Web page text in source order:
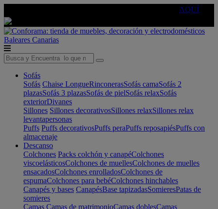
AQUÍ
Baleares Canarias
Sofás
Sofás Chaise LongueRinconerasSofás camaSofás 2
plazasSofás 3 plazasSofás de pielSofás relaxSofás
exteriorDivanes
Sillones Sillones decorativosSillones relaxSillones relax
levantapersonas
Puffs Puffs decorativosPuffs peraPuffs reposapiésPuffs con
almacenaje
Descanso
Colchones Packs colchón y canapéColchones
viscoelásticosColchones de muellesColchones de muelles
ensacadosColchones enrolladosColchones de
espumaColchones para bebéColchones hinchables
Canapés y bases CanapésBase tapizadasSomieresPatas de
somieres
Camas Camas de matrimonioCamas doblesCamas